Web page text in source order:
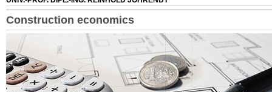
Construction economics